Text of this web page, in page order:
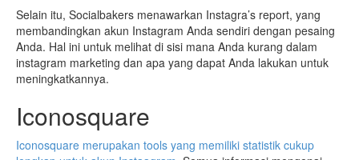
Selain itu, Socialbakers menawarkan Instagra’s report, yang
membandingkan akun Instagram Anda sendiri dengan pesaing
Anda. Hal ini untuk melihat di sisi mana Anda kurang dalam
instagram marketing dan apa yang dapat Anda lakukan untuk
meningkatkannya.
Iconosquare
Iconosquare merupakan tools yang memiliki statistik cukup